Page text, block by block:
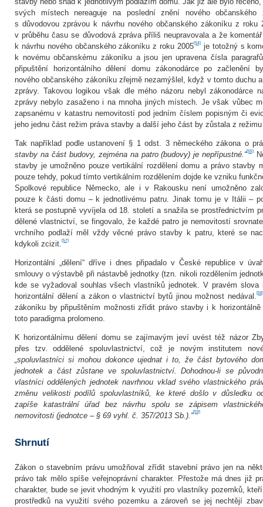
svých místech nereaguje na poslední znění nového
s důvodovou zprávou k návrhu nového občanského zákoníku z
v průběhu času se důvodová zpráva příliš neupravovala a že
k návrhu nového občanského zákoníku z roku 2005[54] je totožný s
k novému občanskému zákoníku a jsou jen upravena čísla
připuštění horizontálního dělení domu zákonodárce po začlenění
nového občanského zákoníku zřejmě nezamýšlel, když v tomto duchu
zprávy. Takovou logikou však dle mého názoru nebyl zákonodárce
zprávy nebylo zasaženo i na mnoha jiných místech. Je však vůbec
zapsanému v katastru nemovitostí pod jedním číslem popisným či
jeho jednu část režim práva stavby a další jeho část by zůstala z
Tak například podle ustanovení § 1 odst. 3 německého zákona o
stavby na část budovy, zejména na patro (budovy) je nepřípustné.“[55]
stavby je umožněno pouze vertikální rozdělení domu a právo stavby
pouze tehdy, pokud tímto vertikálním rozdělením dojde ke vzniku
Spolkové republice Německo, ale i v Rakousku není umožněno
pouze k části domu – k jednotlivému patru. Jinak tomu je v Itálii –
která se postupně vyvíjela od 18. století a snažila se prostřednictvím
dělené vlastnictví, se fingovalo, že každé patro je nemovitostí
vrchního podlaží měl vždy věcné právo stavby k patru, které se
kdykoli zcizit.[57]
Horizontální „dělení“ dříve i dnes připadalo v České republice v
smlouvy o výstavbě při nástavbě jednotky (tzn. nikoli rozdělením
kde se vyžadoval souhlas všech vlastníků jednotek. V pravém
horizontální dělení a zákon o vlastnictví bytů jinou možnost nedával.
[58]
zákoníku by připuštěním možnosti zřídit právo stavby i k
toto paradigma prolomeno.
K horizontálnímu dělení domu se zajímavým jeví uvést též názor
přes tzv. oddělené spoluvlastnictví, což je novým institutem
„spoluvlastníci si mohou dokonce ujednat i to, že část bytového
jednotek a část zůstane ve spoluvlastnictví. Dohodnou‑li se
vlastníci oddělených jednotek navrhnou vklad svého vlastnického
změnu velikosti podílů spoluvlastníků, ke které došlo v důsledku
zapíše katastrální úřad bez návrhu spolu se zápisem
nemovitosti (jednotce – § 69 vyhl. č. 357/2013 Sb.).“[59]
Shrnutí
Zákon o stavebním právu umožňoval zřídit stavební právo jen na
právo tak mělo spíše veřejnoprávní charakter. Přestože má dnes již
charakter, bude se jevit vhodným k využití pro vlastníky pozemků,
prostředků na využití svého pozemku a zároveň se jej nechtějí